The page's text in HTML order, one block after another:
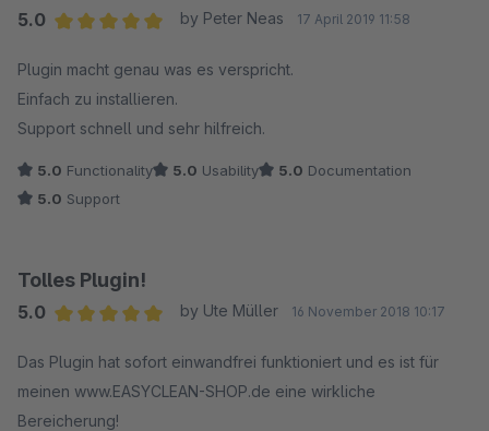
5.0
by Peter Neas 17 April 2019 11:58
Plugin macht genau was es verspricht.
Einfach zu installieren.
Support schnell und sehr hilfreich.
5.0 Functionality 5.0 Usability 5.0 Documentation
5.0 Support
Tolles Plugin!
5.0
by Ute Müller 16 November 2018 10:17
Das Plugin hat sofort einwandfrei funktioniert und es ist für
meinen www.EASYCLEAN-SHOP.de eine wirkliche
Bereicherung!